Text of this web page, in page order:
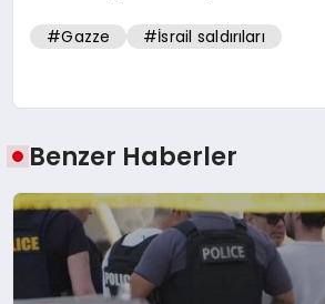
#Gazze #İsrail saldırıları
Benzer Haberler